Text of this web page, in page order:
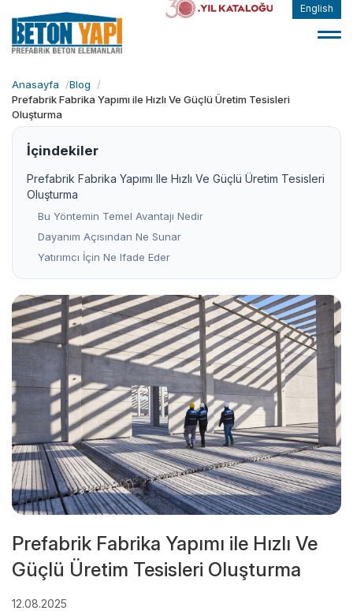
English
Anasayfa
Blog
Prefabrik Fabrika Yapımı ile Hızlı Ve Güçlü Üretim Tesisleri
Oluşturma
İçindekiler
Prefabrik Fabrika Yapımı Ile Hızlı Ve Güçlü Üretim Tesisleri
Oluşturma
Bu Yöntemin Temel Avantajı Nedir
Dayanım Açısından Ne Sunar
Yatırımcı İçin Ne Ifade Eder
Prefabrik Fabrika Yapımı ile Hızlı Ve
Güçlü Üretim Tesisleri Oluşturma
12.08.2025